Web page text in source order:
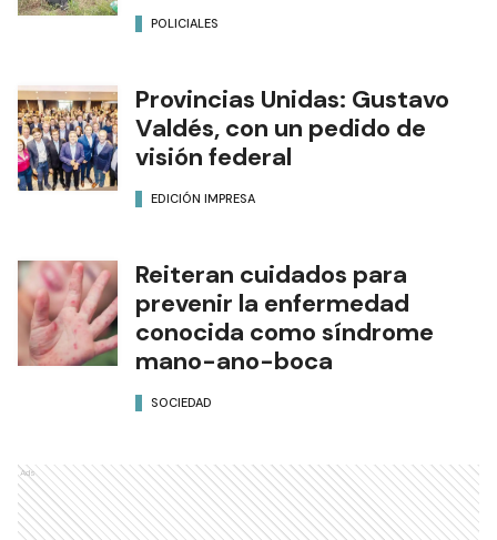
POLICIALES
Provincias Unidas: Gustavo
Valdés, con un pedido de
visión federal
EDICIÓN IMPRESA
Reiteran cuidados para
prevenir la enfermedad
conocida como síndrome
mano-ano-boca
SOCIEDAD
Ads